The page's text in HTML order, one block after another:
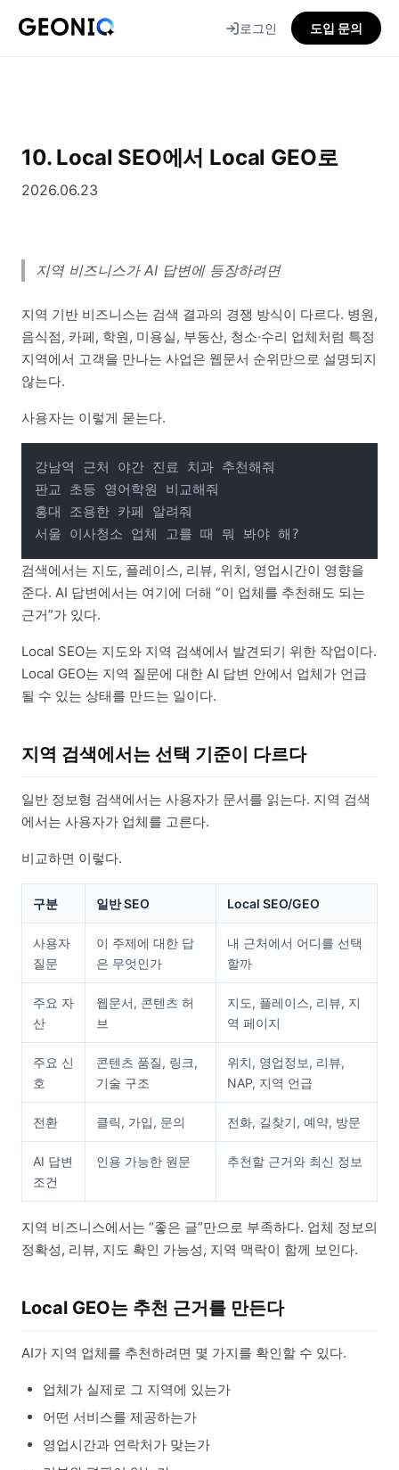
GEONIQ
로그인 도입 문의
10. Local SEO에서 Local GEO로
2026.06.23
지역 비즈니스가 AI 답변에 등장하려면
지역 기반 비즈니스는 검색 결과의 경쟁 방식이 다르다. 병원,
음식점, 카페, 학원, 미용실, 부동산, 청소·수리 업체처럼 특정
지역에서 고객을 만나는 사업은 웹문서 순위만으로 설명되지
않는다.
사용자는 이렇게 묻는다.
강남역 근처 야간 진료 치과 추천해줘
판교 초등 영어학원 비교해줘
홍대 조용한 카페 알려줘
검색에서는 지도, 플레이스, 리뷰, 위치, 영업시간이 영향을
준다. AI 답변에서는 여기에 더해 “이 업체를 추천해도 되는
근거”가 있다.
Local SEO는 지도와 지역 검색에서 발견되기 위한 작업이다.
Local GEO는 지역 질문에 대한 AI 답변 안에서 업체가 언급
될 수 있는 상태를 만드는 일이다.
지역 검색에서는 선택 기준이 다르다
일반 정보형 검색에서는 사용자가 문서를 읽는다. 지역 검색
에서는 사용자가 업체를 고른다.
비교하면 이렇다.
구분 일반 SEO Local SEO/GEO
사용자
질문
이 주제에 대한 답
은 무엇인가
내 근처에서 어디를 선택
할까
주요 자
산
웹문서, 콘텐츠 허
브
지도, 플레이스, 리뷰, 지
역 페이지
주요 신
호
콘텐츠 품질, 링크,
기술 구조
위치, 영업정보, 리뷰,
NAP, 지역 언급
전환 클릭, 가입, 문의 전화, 길찾기, 예약, 방문
AI 답변
조건
인용 가능한 원문 추천할 근거와 최신 정보
지역 비즈니스에서는 “좋은 글”만으로 부족하다. 업체 정보의
정확성, 리뷰, 지도 확인 가능성, 지역 맥락이 함께 보인다.
Local GEO는 추천 근거를 만든다
AI가 지역 업체를 추천하려면 몇 가지를 확인할 수 있다.
업체가 실제로 그 지역에 있는가
어떤 서비스를 제공하는가
영업시간과 연락처가 맞는가